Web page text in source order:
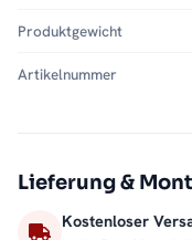
Produktgewicht
Artikelnummer
Lieferung &
Kostenloser